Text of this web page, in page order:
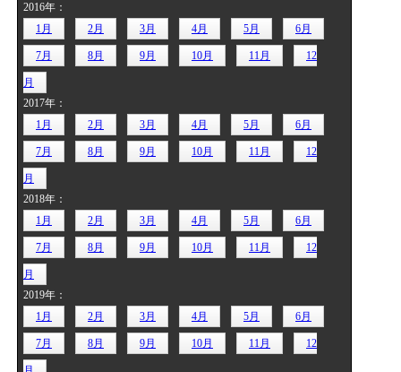
2016年：
1月
2月 3月 4月 5月 6月
7月 8月 9月 10月 11月 12
月
2017年：
1月
2月 3月 4月 5月 6月
7月 8月 9月 10月 11月 12
月
2018年：
1月
2月 3月 4月 5月 6月
7月 8月 9月 10月 11月 12
月
2019年：
1月
2月 3月 4月 5月 6月
7月 8月 9月 10月 11月 12